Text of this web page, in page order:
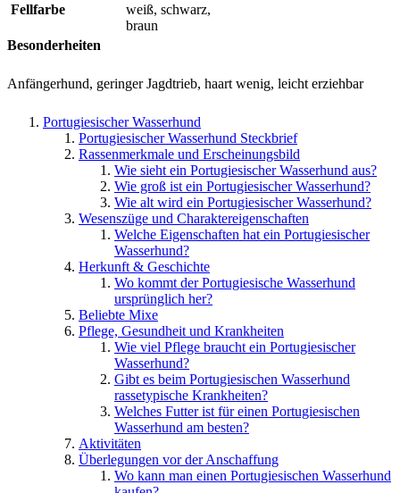
Fellfarbe
weiß, schwarz,
braun
Besonderheiten
Anfängerhund, geringer Jagdtrieb, haart wenig, leicht erziehbar
Portugiesischer Wasserhund
Portugiesischer Wasserhund Steckbrief
Rassenmerkmale und Erscheinungsbild
Wie sieht ein Portugiesischer Wasserhund aus?
Wie groß ist ein Portugiesischer Wasserhund?
Wie alt wird ein Portugiesischer Wasserhund?
Wesenszüge und Charaktereigenschaften
Welche Eigenschaften hat ein Portugiesischer
Wasserhund?
Herkunft & Geschichte
Wo kommt der Portugiesische Wasserhund
ursprünglich her?
Beliebte Mixe
Pflege, Gesundheit und Krankheiten
Wie viel Pflege braucht ein Portugiesischer
Wasserhund?
Gibt es beim Portugiesischen Wasserhund
rassetypische Krankheiten?
Welches Futter ist für einen Portugiesischen
Wasserhund am besten?
Aktivitäten
Überlegungen vor der Anschaffung
Wo kann man einen Portugiesischen Wasserhund